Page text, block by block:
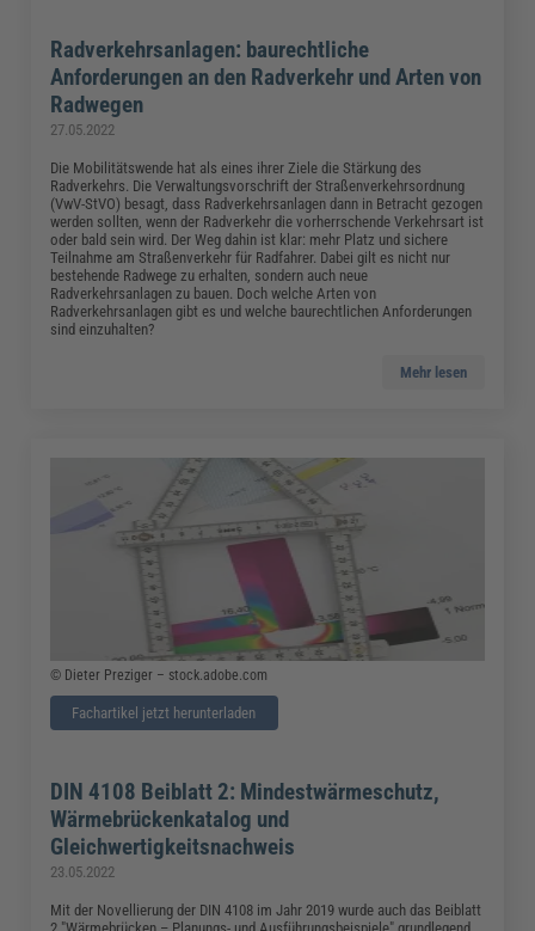
Radverkehrsanlagen: baurechtliche
Anforderungen an den Radverkehr und Arten von
Radwegen
27.05.2022
Die Mobilitätswende hat als eines ihrer Ziele die Stärkung des
Radverkehrs. Die Verwaltungsvorschrift der Straßenverkehrsordnung
(VwV-StVO) besagt, dass Radverkehrsanlagen dann in Betracht gezogen
werden sollten, wenn der Radverkehr die vorherrschende Verkehrsart ist
oder bald sein wird. Der Weg dahin ist klar: mehr Platz und sichere
Teilnahme am Straßenverkehr für Radfahrer. Dabei gilt es nicht nur
bestehende Radwege zu erhalten, sondern auch neue
Radverkehrsanlagen zu bauen. Doch welche Arten von
Radverkehrsanlagen gibt es und welche baurechtlichen Anforderungen
sind einzuhalten?
Mehr lesen
© Dieter Preziger – stock.adobe.com
Fachartikel jetzt herunterladen
DIN 4108 Beiblatt 2: Mindestwärmeschutz,
Wärmebrückenkatalog und
Gleichwertigkeitsnachweis
23.05.2022
Mit der Novellierung der DIN 4108 im Jahr 2019 wurde auch das Beiblatt